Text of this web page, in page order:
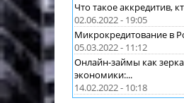
Что такое аккредитив,
02.06.2022 - 19:05
Микрокредитование в
05.03.2022 - 11:12
Онлайн-займы как
экономики:...
14.02.2022 - 10:18